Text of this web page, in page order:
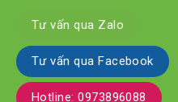
Tư vấn qua Zalo
Tư vấn qua Facebook
Hotline: 0973896088